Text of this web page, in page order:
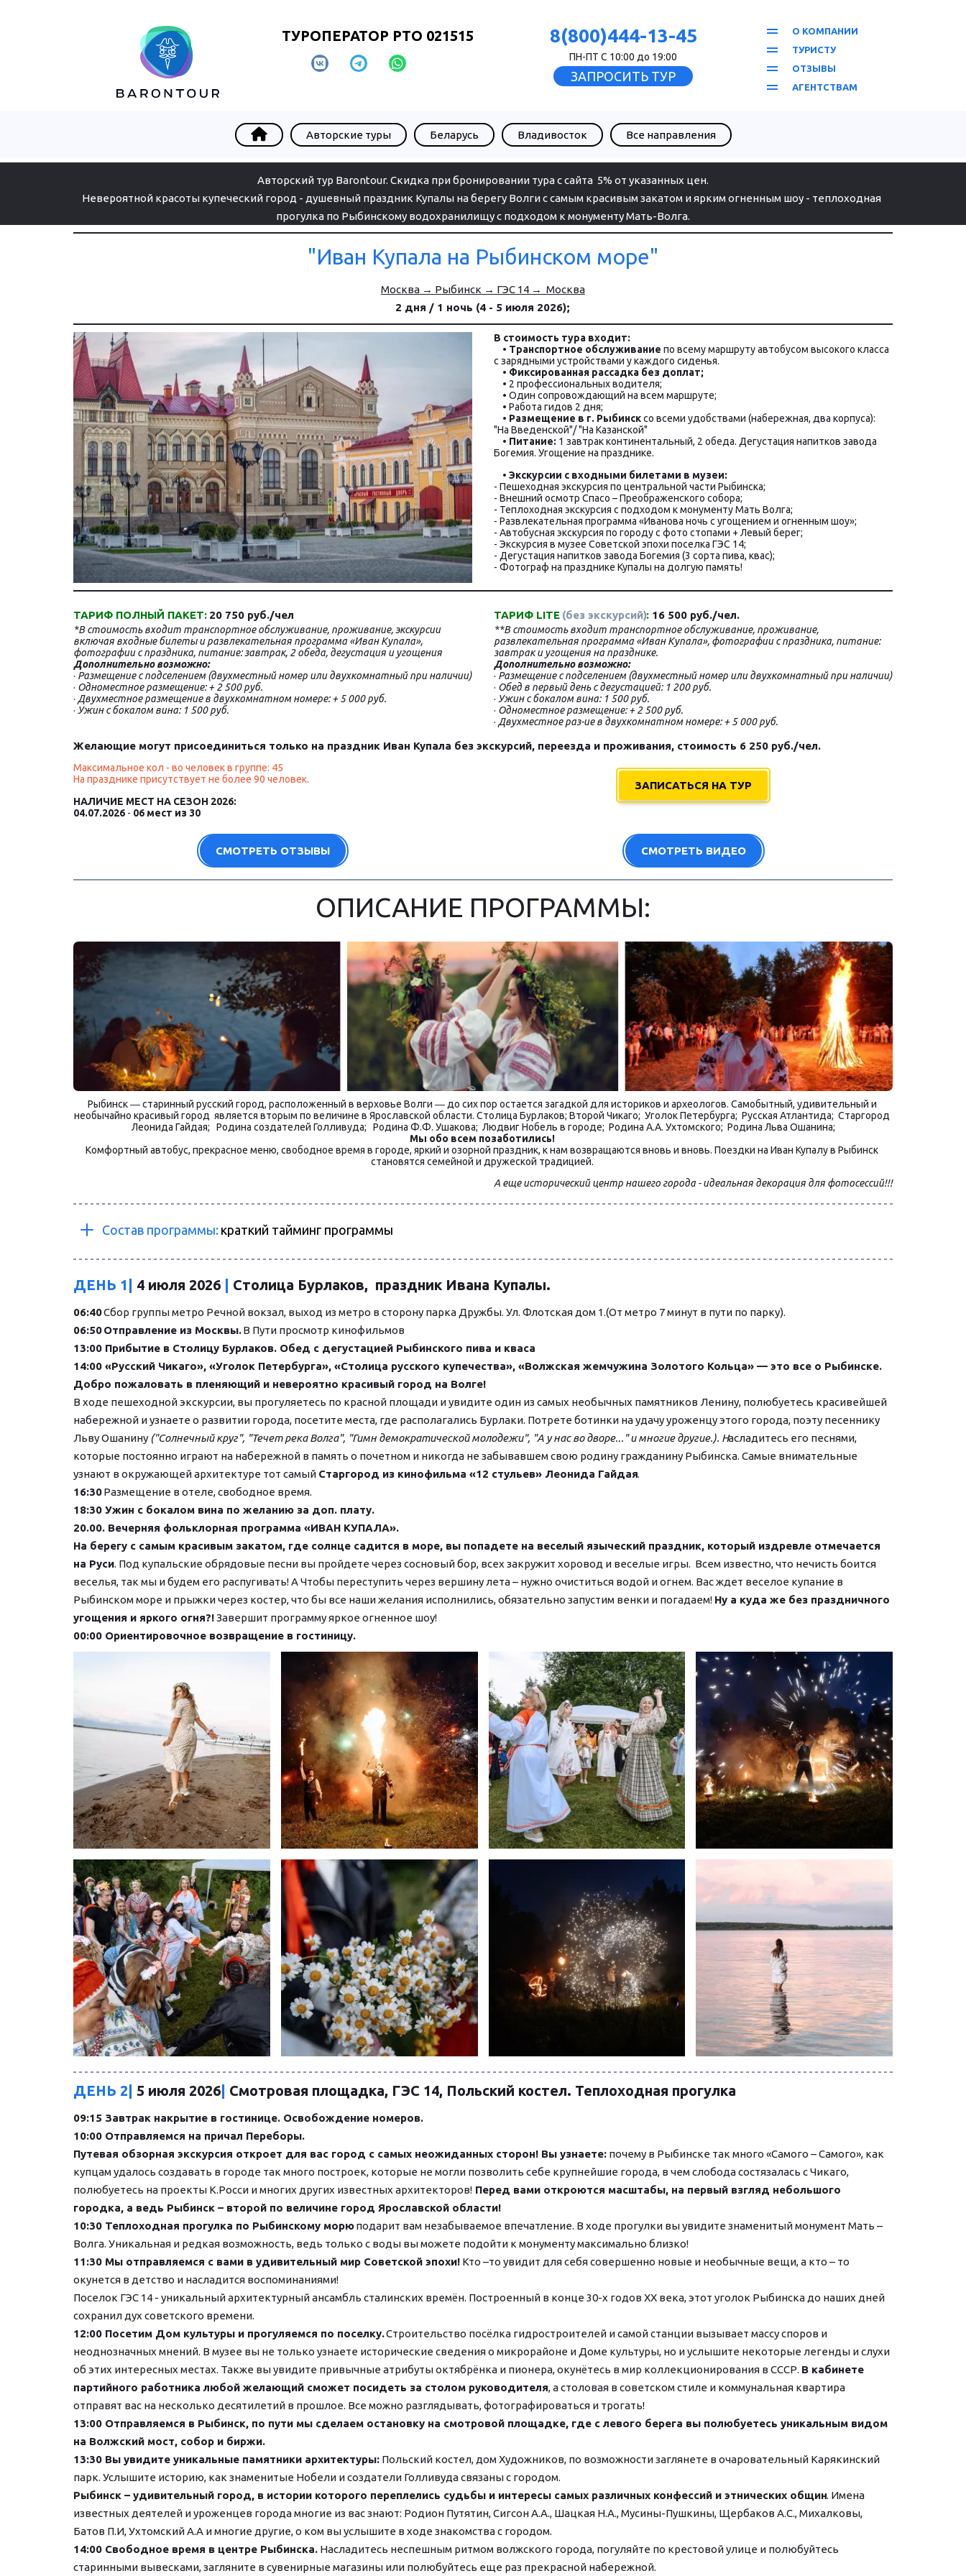
ТУРОПЕРАТОР РТО 021515 8(800)444-13-45
ПН-ПТ С 10:00 до 19:00
ЗАПРОСИТЬ ТУР
О КОМПАНИИ
ТУРИСТУ
ОТЗЫВЫ
АГЕНТСТВАМ
Авторские туры Беларусь Владивосток Все направления
Авторский тур Barontour. Скидка при бронировании тура с сайта  5% от указанных цен.
Невероятной красоты купеческий город - душевный праздник Купалы на берегу Волги с самым красивым закатом и ярким огненным шоу - теплоходная
прогулка по Рыбинскому водохранилищу с подходом к монументу Мать-Волга.
"Иван Купала на Рыбинском море"
Москва → Рыбинск → ГЭС 14 →  Москва
2 дня / 1 ночь (4 - 5 июля 2026);
В стоимость ту­ра вхо­дит:
• Транспортное обслуживание по всему маршруту автобусом высокого класса
с зарядными устройствами у каждого сиденья.
• Фиксированная рассадка без доплат;
• 2 профессиональных водителя;
• Один сопровождающий на всем маршруте;
• Работа гидов 2 дня;
• Размещение в г. Рыбинск со всеми удобствами (набережная, два корпуса):
"На Введенской"/ "На Казанской"
• Питание: 1 завтрак континентальный, 2 обеда. Дегустация напитков завода
Богемия. Угощение на празднике.
• Экскурсии с вход­ны­ми би­ле­та­ми в му­зеи:
- Пешеходная экскурсия по центральной части Рыбинска;
- Внешний осмотр Спасо – Преображенского собора;
- Теплоходная экскурсия с подходом к монументу Мать Волга;
- Развлекательная программа «Иванова ночь с угощением и огненным шоу»;
- Автобусная экскурсия по городу с фото стопами + Левый берег;
- Экскурсия в музее Советской эпохи поселка ГЭС 14;
- Дегустация напитков завода Богемия (3 сорта пива, квас);
- Фотограф на празднике Купалы на долгую память!
ТАРИФ ПОЛНЫЙ ПАКЕТ: 20 750 руб./чел
*В стоимость входит транспортное обслуживание, проживание, экскурсии
включая входные билеты и развлекательная программа «Иван Купала»,
фотографии с праздника, питание: завтрак, 2 обеда, дегустация и угощения
Дополнительно возможно:
· Размещение с подселением (двухместный номер или двухкомнатный при наличии)
· Одноместное размещение: + 2 500 руб.
· Двухместное размещение в двухкомнатном номере: + 5 000 руб.
· Ужин с бокалом вина: 1 500 руб.
ТАРИФ LITE (без экскурсий): 16 500 руб./чел.
**В стоимость входит транспортное обслуживание, проживание,
развлекательная программа «Иван Купала», фотографии с праздника, питание:
завтрак и угощения на празднике.
Дополнительно возможно:
· Размещение с подселением (двухместный номер или двухкомнатный при наличии)
· Обед в первый день с дегустацией: 1 200 руб.
· Ужин с бокалом вина: 1 500 руб.
· Одноместное размещение: + 2 500 руб.
· Двухместное раз-ие в двухкомнатном номере: + 5 000 руб.
Желающие могут присоединиться только на праздник Иван Купала без экскурсий, переезда и проживания, стоимость 6 250 руб./чел.
Максимальное кол - во человек в группе: 45
На празднике присутствует не более 90 человек.
НАЛИЧИЕ МЕСТ НА СЕЗОН 2026:
04.07.2026 - 06 мест из 30
ЗАПИСАТЬСЯ НА ТУР
СМОТРЕТЬ ОТЗЫВЫ СМОТРЕТЬ ВИДЕО
ОПИСАНИЕ ПРОГРАММЫ:
Рыбинск ― старинный русский город, расположенный в верховье Волги ― до сих пор остается загадкой для историков и археологов. Самобытный, удивительный и
необычайно красивый город  является вторым по величине в Ярославской области. Столица Бурлаков; Второй Чикаго;  Уголок Петербурга;  Русская Атлантида;  Старгород
Леонида Гайдая;   Родина создателей Голливуда;   Родина Ф.Ф. Ушакова;  Людвиг Нобель в городе;  Родина А.А. Ухтомского;  Родина Льва Ошанина;
Мы обо всем позаботились!
Комфортный автобус, прекрасное меню, свободное время в городе, яркий и озорной праздник, к нам возвращаются вновь и вновь. Поездки на Иван Купалу в Рыбинск
становятся семейной и дружеской традицией.
А еще исторический центр нашего города - идеальная декорация для фотосессий!!!
Состав программы: краткий тайминг программы
ДЕНЬ 1| 4 июля 2026 Столица Бурлаков,  праздник Ивана Купалы.
06:40 Сбор группы метро Речной вокзал, выход из метро в сторону парка Дружбы. Ул. Флотская дом 1.(От метро 7 минут в пути по парку).
06:50 Отправление из Москвы. В Пути просмотр кинофильмов
13:00 Прибытие в Столицу Бурлаков. Обед с дегустацией Рыбинского пива и кваса
14:00 «Русский Чикаго», «Уголок Петербурга», «Столица русского купечества», «Волжская жемчужина Золотого Кольца» — это все о Рыбинске.
Добро пожаловать в пленяющий и невероятно красивый город на Волге!
В ходе пешеходной экскурсии, вы прогуляетесь по красной площади и увидите один из самых необычных памятников Ленину, полюбуетесь красивейшей
набережной и узнаете о развитии города, посетите места, где располагались Бурлаки. Потрете ботинки на удачу уроженцу этого города, поэту песеннику
Льву Ошанину ("Солнечный круг", "Течет река Волга", "Гимн демократической молодежи", "А у нас во дворе..." и многие другие.). Насладитесь его песнями,
которые постоянно играют на набережной в память о почетном и никогда не забывавшем свою родину гражданину Рыбинска. Самые внимательные
узнают в окружающей архитектуре тот самый Старгород из кинофильма «12 стульев» Леонида Гайдая.
16:30 Размещение в отеле, свободное время.
18:30 Ужин с бокалом вина по желанию за доп. плату.
20.00. Вечерняя фольклорная программа «ИВАН КУПАЛА».
На берегу с самым красивым закатом, где солнце садится в море, вы попадете на веселый языческий праздник, который издревле отмечается
на Руси. Под купальские обрядовые песни вы пройдете через сосновый бор, всех закружит хоровод и веселые игры.  Всем известно, что нечисть боится
веселья, так мы и будем его распугивать! А Чтобы переступить через вершину лета – нужно очиститься водой и огнем. Вас ждет веселое купание в
Рыбинском море и прыжки через костер, что бы все наши желания исполнились, обязательно запустим венки и погадаем! Ну а куда же без праздничного
угощения и яркого огня?! Завершит программу яркое огненное шоу!
00:00 Ориентировочное возвращение в гостиницу.
ДЕНЬ 2| 5 июля 2026 Смотровая площадка, ГЭС 14, Польский костел. Теплоходная прогулка
09:15 Завтрак накрытие в гостинице. Освобождение номеров.
10:00 Отправляемся на причал Переборы.
Путевая обзорная экскурсия откроет для вас город с самых неожиданных сторон! Вы узнаете: почему в Рыбинске так много «Самого – Самого», как
купцам удалось создавать в городе так много построек, которые не могли позволить себе крупнейшие города, в чем слобода состязалась с Чикаго,
полюбуетесь на проекты К.Росси и многих других известных архитекторов! Перед вами откроются масштабы, на первый взгляд небольшого
городка, а ведь Рыбинск – второй по величине город Ярославской области!
10:30 Теплоходная прогулка по Рыбинскому морю подарит вам незабываемое впечатление. В ходе прогулки вы увидите знаменитый монумент Мать –
Волга. Уникальная и редкая возможность, ведь только с воды вы можете подойти к монументу максимально близко!
11:30 Мы отправляемся с вами в удивительный мир Советской эпохи! Кто –то увидит для себя совершенно новые и необычные вещи, а кто – то
окунется в детство и насладится воспоминаниями!
Поселок ГЭС 14 - уникальный архитектурный ансамбль сталинских времён. Построенный в конце 30-х годов XX века, этот уголок Рыбинска до наших дней
сохранил дух советского времени.
12:00 Посетим Дом культуры и прогуляемся по поселку. Строительство посёлка гидростроителей и самой станции вызывает массу споров и
неоднозначных мнений. В музее вы не только узнаете исторические сведения о микрорайоне и Доме культуры, но и услышите некоторые легенды и слухи
об этих интересных местах. Также вы увидите привычные атрибуты октябрёнка и пионера, окунётесь в мир коллекционирования в СССР. В кабинете
партийного работника любой желающий сможет посидеть за столом руководителя, а столовая в советском стиле и коммунальная квартира
отправят вас на несколько десятилетий в прошлое. Все можно разглядывать, фотографироваться и трогать!
13:00 Отправляемся в Рыбинск, по пути мы сделаем остановку на смотровой площадке, где с левого берега вы полюбуетесь уникальным видом
на Волжский мост, собор и биржи.
13:30 Вы увидите уникальные памятники архитектуры: Польский костел, дом Художников, по возможности заглянете в очаровательный Карякинский
парк. Услышите историю, как знаменитые Нобели и создатели Голливуда связаны с городом.
Рыбинск – удивительный город, в истории которого переплелись судьбы и интересы самых различных конфессий и этнических общин. Имена
известных деятелей и уроженцев города многие из вас знают: Родион Путятин, Сигсон А.А., Шацкая Н.А., Мусины-Пушкины, Щербаков А.С., Михалковы,
Батов П.И, Ухтомский А.А и многие другие, о ком вы услышите в ходе знакомства с городом.
14:00 Свободное время в центре Рыбинска. Насладитесь неспешным ритмом волжского города, погуляйте по крестовой улице и полюбуйтесь
старинными вывесками, загляните в сувенирные магазины или полюбуйтесь еще раз прекрасной набережной.